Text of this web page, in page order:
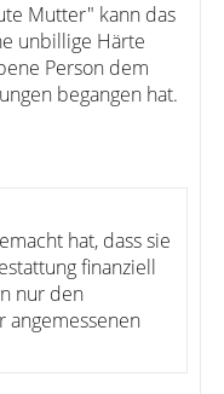
Mutter" kann das
unbillige Härte
Person dem
begangen hat.
hat, dass sie
finanziell
nur den
angemessenen